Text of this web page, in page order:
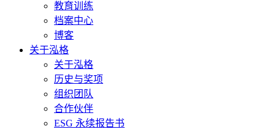
教育训练
档案中心
博客
关于泓格
关于泓格
历史与奖项
组织团队
合作伙伴
ESG 永续报告书